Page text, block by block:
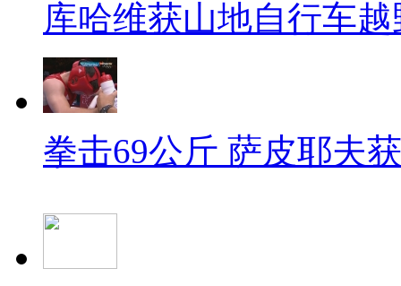
库哈维获山地自行车
拳击69公斤 萨皮耶夫